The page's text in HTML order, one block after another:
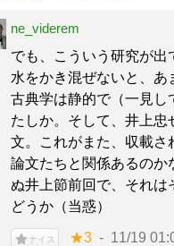
ne_viderem
でも、こういう研究が出
水をかき混ぜないと、あ
古典学は静的で（一見し
たしか。そして、井上忠
文。これがまた、収載さ
論文たちと関係あるのか
ぬ井上節前回で、それは
どうか（当惑）
ナイス ★3 11/19